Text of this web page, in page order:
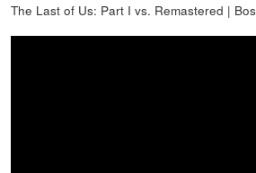
The Last of Us: Part I vs. Remastered |